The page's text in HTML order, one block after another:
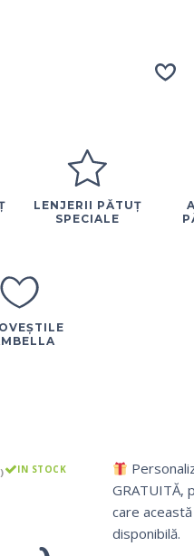
LENJERII PĂTUȚ
SPECIALE
IN STOCK
GRATUITĂ,
care
disponibilă.